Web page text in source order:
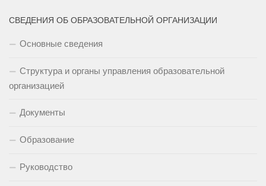
СВЕДЕНИЯ ОБ ОБРАЗОВАТЕЛЬНОЙ ОРГАНИЗАЦИИ
Основные сведения
Структура и органы управления образовательной
организацией
Документы
Образование
Руководство